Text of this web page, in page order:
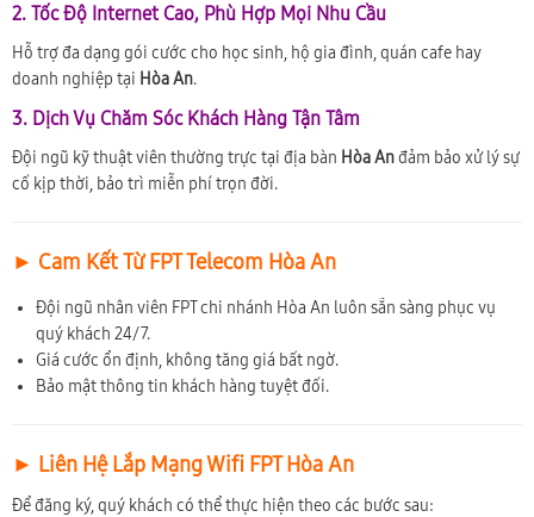
2. Tốc Độ Internet Cao, Phù Hợp Mọi Nhu Cầu
Hỗ trợ đa dạng gói cước cho học sinh, hộ gia đình, quán cafe hay
doanh nghiệp tại Hòa An.
3. Dịch Vụ Chăm Sóc Khách Hàng Tận Tâm
Đội ngũ kỹ thuật viên thường trực tại địa bàn Hòa Anđảm bảo xử lý sự
cố kịp thời, bảo trì miễn phí trọn đời.
► Cam Kết Từ FPT Telecom Hòa An
Đội ngũ nhân viên FPT chi nhánh Hòa An luôn sẵn sàng phục vụ
quý khách 24/7.
Giá cước ổn định, không tăng giá bất ngờ.
Bảo mật thông tin khách hàng tuyệt đối.
► Liên Hệ Lắp Mạng Wifi FPT Hòa An
Để đăng ký, quý khách có thể thực hiện theo các bước sau: